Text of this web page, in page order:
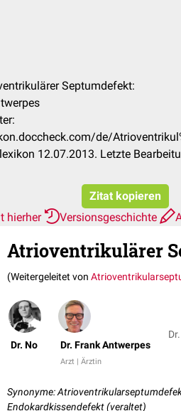
Septumdefekt:
de/
12.07.2013. Letzte
Zitat kopieren
hierher
Versionsgeschichte
Atrioventrikulärer
(Weitergeleitet von
Dr. No Dr. Frank Antwerpes
Arzt | Ärztin
Synonyme:
Endokardkissendefekt (veraltet)